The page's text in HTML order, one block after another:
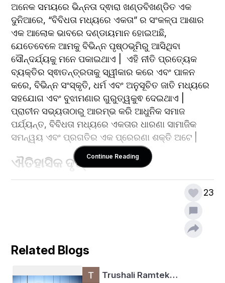
ଅନେକ ସମୟରେ ଭିନ୍ନତା ଦ୍ଵାରା ଖଣ୍ଡବିଖଣ୍ଡିତ ଏକ
ଦୁନିଆରେ, “ବିବିଧତା ମଧ୍ୟରେ ଏକତା” ର ସଂକଳ୍ପ ଆଶାର
ଏକ ଆଲୋକ ଭାବରେ ଦଣ୍ଡାୟମାନ ହୋଇଅଛି,
ଯେତେବେଳେ ଆମକୁ ବିଭିନ୍ନ ପୃଷ୍ଠଭୂମିରୁ ଆସିଥିବା
ସୌନ୍ଦର୍ଯ୍ୟକୁ ମନେ ପକାଇଥାଏ |  ଏହି ନୀତି ପ୍ରତ୍ୟେକ
ବ୍ୟକ୍ତିର ସ୍ଵାତନ୍ତ୍ରତାକୁ ସ୍ୱୀକାର କରେ ଏବଂ ପାଳନ
କରେ, ବିଭିନ୍ନ ସଂସ୍କୃତି, ଧର୍ମ ଏବଂ ଅନୁସୂଚିତ ଜାତି ମଧ୍ୟରେ
ସହଯୋଗ ଏବଂ ବୁଝାମଣାର ଗୁରୁତ୍ୱକୁଵ ଦେଇଥାଏ |
ପ୍ରାଚୀନ ସଭ୍ୟତାଠାରୁ ଆରମ୍ଭ କରି ଆଧୁନିକ ସମାଜ
ପର୍ଯ୍ୟନ୍ତ, ବିବିଧତା ମଧ୍ୟରେ ଏକତାର ଧାରଣା ସାମାଜିକ
ସମନ୍ୱୟ ଏବଂ ପ୍ରଗତିର ଏକ ପ୍ରେରଣା ଶକ୍ତି ଅଟେ |
ଐତିହାସିକ ଦୃଷ୍ଟିକୋଣ:
ସେମାନେ ବିବିଧତାକୁ ଗ୍ରହଣ କଲେ ଏବଂ ଅନ୍ତର୍ଭୂକ୍ତିକୁ
ସମର୍ଥନ କଲେ |  ଇଜିପ୍ଟ, ମେସୋପୋଟାମିଆ ଏବଂ ଭାରତର
ପ୍ରାଚୀନ ସଭ୍ୟତା ସଂସ୍କୃତିର ତରଳିବା ପାତ୍ର ଭାବରେ ବୃଦ୍ଧି
ଏକତ୍ରିତ ହୋଇ ସମାଜ ସୃଷ୍ଟି କଲା |   ଏସିଆ, ଆଫ୍ରିକା
ଦ୍ରବ୍ୟ, ଜ୍ଞାନ ଏବଂ ସଂସ୍କୃତିର ଆଦାନପ୍ରଦାନକୁ ସୁଗମ କରି
Continue Reading
23
Related Blogs
Trushali Ramtek…